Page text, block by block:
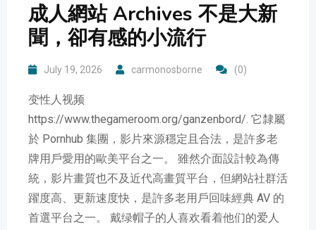
成人網站 Archives 不是大新
聞，卻有感的小流行
July 19, 2026 carmonosborne (0)
变性人视频
https://www.thegameroom.org/ganzenbord/. 它隸屬
於 Pornhub 集團，影片來源穩定且合法，是許多老
牌用戶愛用的歐美平台之一。 雖然介面設計較為傳
統，影片畫質也不及近代高畫質平台，但網站社群活
躍度高、更新速度快，是許多老用戶回味經典 AV 的
首選平台之一。 戴绿帽子的人喜欢看着他们的爱人